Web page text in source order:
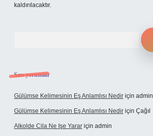
kaldırılacaktır.
Son yorumlar
Gülümse Kelimesinin Eş Anlamlısı Nedir için admin
Gülümse Kelimesinin Eş Anlamlısı Nedir için Çağıl
Alkolde Cila Ne Işe Yarar için admin